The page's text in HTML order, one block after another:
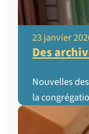
23 janvier
Des
Nouvelles
la